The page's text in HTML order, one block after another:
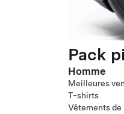
Pack
Homme
Meilleures
T-shirts
Vêtements de